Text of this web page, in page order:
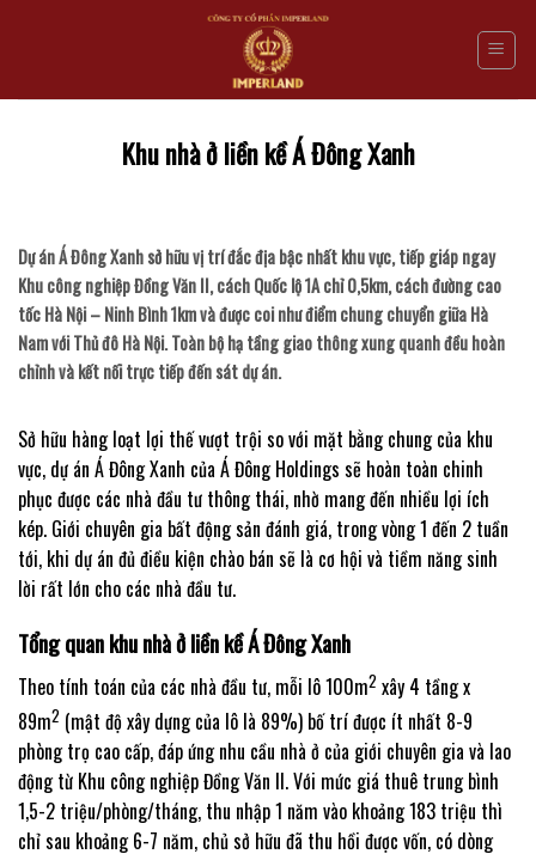
Khu nhà ở liền kề Á Đông Xanh
Dự án Á Đông Xanh sở hữu vị trí đắc địa bậc nhất khu vực, tiếp giáp ngay
Khu công nghiệp Đồng Văn II, cách Quốc lộ 1A chỉ 0,5km, cách đường cao
tốc Hà Nội – Ninh Bình 1km và được coi như điểm chung chuyển giữa Hà
Nam với Thủ đô Hà Nội. Toàn bộ hạ tầng giao thông xung quanh đều hoàn
chỉnh và kết nối trực tiếp đến sát dự án.
Sở hữu hàng loạt lợi thế vượt trội so với mặt bằng chung của khu
vực, dự án Á Đông Xanh của Á Đông Holdings sẽ hoàn toàn chinh
phục được các nhà đầu tư thông thái, nhờ mang đến nhiều lợi ích
kép. Giới chuyên gia bất động sản đánh giá, trong vòng 1 đến 2 tuần
tới, khi dự án đủ điều kiện chào bán sẽ là cơ hội và tiềm năng sinh
lời rất lớn cho các nhà đầu tư.
Tổng quan khu nhà ở liền kề Á Đông Xanh
Theo tính toán của các nhà đầu tư, mỗi lô 100m2 xây 4 tầng x
89m2 (mật độ xây dựng của lô là 89%) bố trí được ít nhất 8-9
phòng trọ cao cấp, đáp ứng nhu cầu nhà ở của giới chuyên gia và lao
động từ Khu công nghiệp Đồng Văn II. Với mức giá thuê trung bình
1,5-2 triệu/phòng/tháng, thu nhập 1 năm vào khoảng 183 triệu thì
chỉ sau khoảng 6-7 năm, chủ sở hữu đã thu hồi được vốn, có dòng